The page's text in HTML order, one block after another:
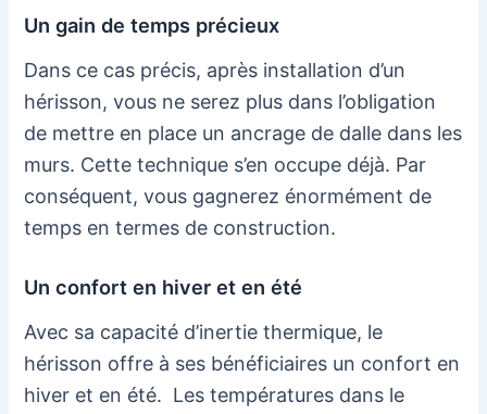
Un gain de temps précieux
Dans ce cas précis, après installation d’un
hérisson, vous ne serez plus dans l’obligation
de mettre en place un ancrage de dalle dans les
murs. Cette technique s’en occupe déjà. Par
conséquent, vous gagnerez énormément de
temps en termes de construction.
Un confort en hiver et en été
Avec sa capacité d’inertie thermique, le
hérisson offre à ses bénéficiaires un confort en
hiver et en été. Les températures dans le